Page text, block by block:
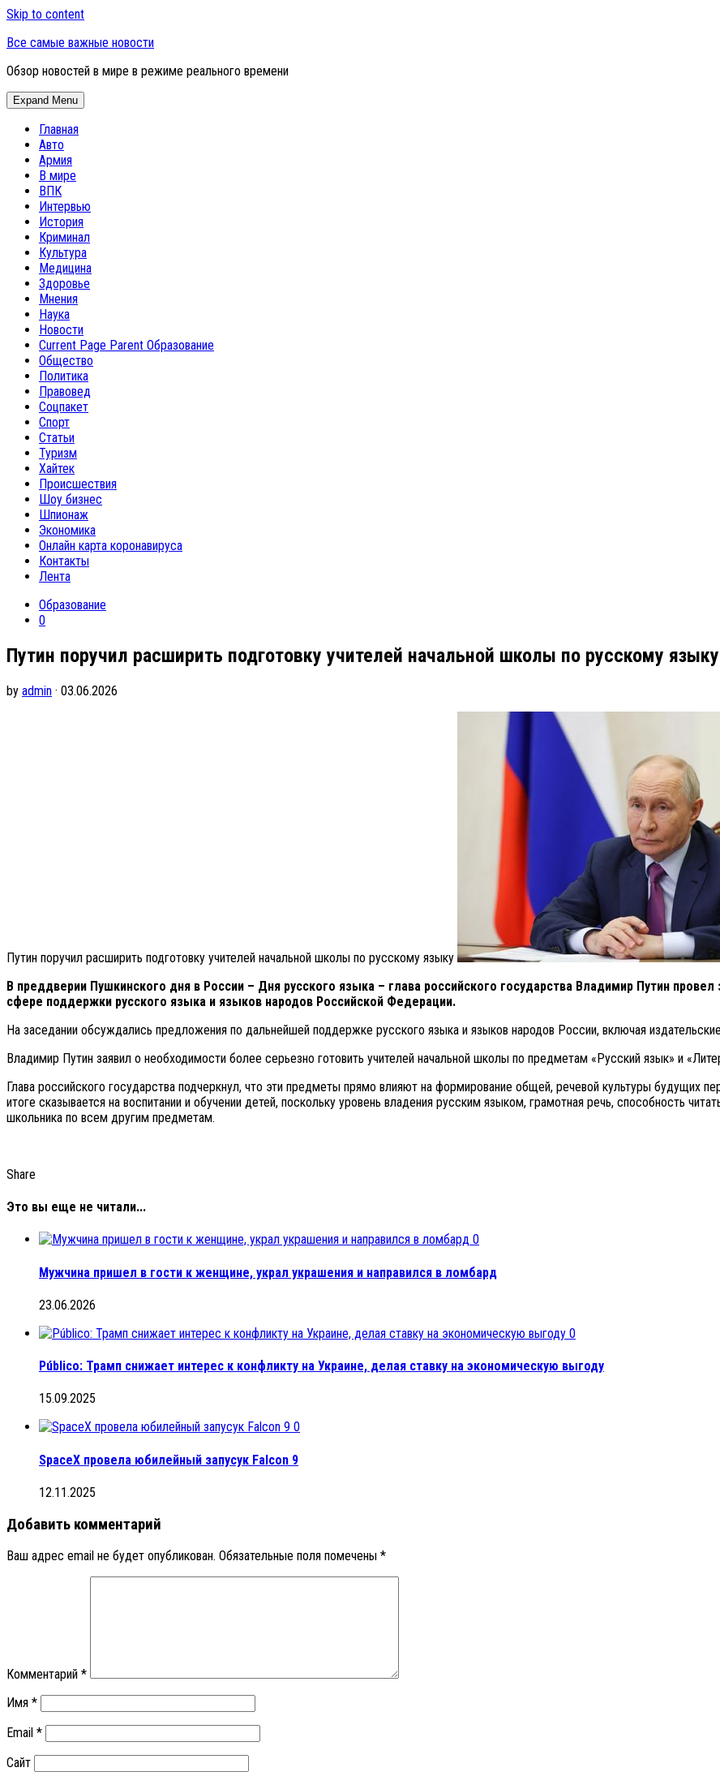
Skip to content
Все самые важные новости
Обзор новостей в мире в режиме реального времени
Expand Menu
Главная
Авто
Армия
В мире
ВПК
Интервью
История
Криминал
Культура
Медицина
Здоровье
Мнения
Наука
Новости
Current Page Parent Образование
Общество
Политика
Правовед
Соцпакет
Спорт
Статьи
Туризм
Хайтек
Происшествия
Шоу бизнес
Шпионаж
Экономика
Онлайн карта коронавируса
Контакты
Лента
Образование
0
Путин поручил расширить подготовку учителей начальной школы по русскому
by admin · 03.06.2026
Путин поручил расширить подготовку учителей начальной школы по русскому языку
В преддверии Пушкинского дня в России – Дня русского языка – глава российского государства Владимир Путин
сфере поддержки русского языка и языков народов Российской Федерации.
На заседании обсуждались предложения по дальнейшей поддержке русского языка и языков народов России, включая
Владимир Путин заявил о необходимости более серьезно готовить учителей начальной школы по предметам «Русский язык» и
Глава российского государства подчеркнул, что эти предметы прямо влияют на формирование общей, речевой культуры будущих
итоге сказывается на воспитании и обучении детей, поскольку уровень владения русским языком, грамотная речь, способность
школьника по всем другим предметам.
Share
Это вы еще не читали...
0
Мужчина пришел в гости к женщине, украл украшения и направился в ломбард
23.06.2026
0
Público: Трамп снижает интерес к конфликту на Украине, делая ставку на экономическую выгоду
15.09.2025
0
SpaceX провела юбилейный запусук Falcon 9
12.11.2025
Добавить комментарий
Ваш адрес email не будет опубликован. Обязательные поля помечены *
Комментарий *
Имя *
Email *
Сайт